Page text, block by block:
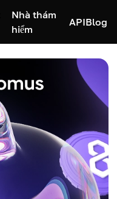
Nhà thám
hiểm
APIBlog